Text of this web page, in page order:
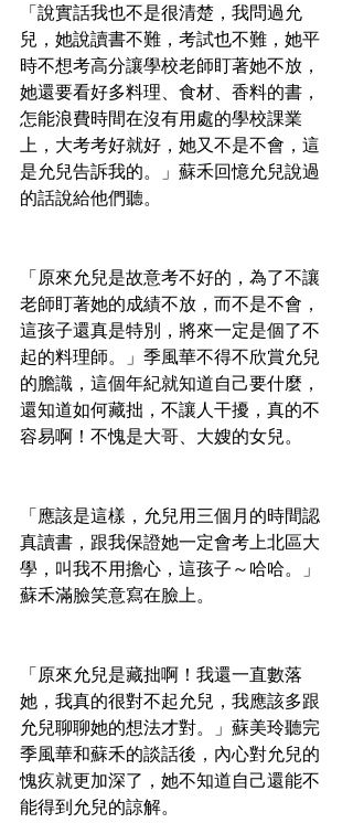
「說實話我也不是很清楚，我問過允
兒，她說讀書不難，考試也不難，她平
時不想考高分讓學校老師盯著她不放，
她還要看好多料理、食材、香料的書，
怎能浪費時間在沒有用處的學校課業
上，大考考好就好，她又不是不會，這
是允兒告訴我的。」蘇禾回憶允兒說過
的話說給他們聽。
「原來允兒是故意考不好的，為了不讓
老師盯著她的成績不放，而不是不會，
這孩子還真是特別，將來一定是個了不
起的料理師。」季風華不得不欣賞允兒
的膽識，這個年紀就知道自己要什麼，
還知道如何藏拙，不讓人干擾，真的不
容易啊！不愧是大哥、大嫂的女兒。
「應該是這樣，允兒用三個月的時間認
真讀書，跟我保證她一定會考上北區大
學，叫我不用擔心，這孩子～哈哈。」
蘇禾滿臉笑意寫在臉上。
「原來允兒是藏拙啊！我還一直數落
她，我真的很對不起允兒，我應該多跟
允兒聊聊她的想法才對。」蘇美玲聽完
季風華和蘇禾的談話後，內心對允兒的
愧疚就更加深了，她不知道自己還能不
能得到允兒的諒解。